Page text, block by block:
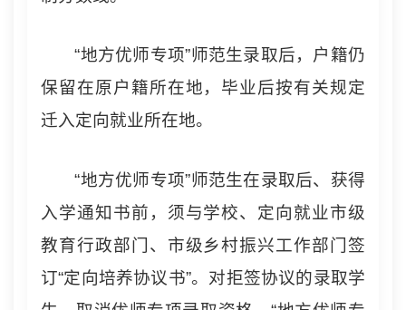
“地方优师专项”师范生录取后，户籍仍
保留在原户籍所在地，毕业后按有关规定
迁入定向就业所在地。
“地方优师专项”师范生在录取后、获得
入学通知书前，须与学校、定向就业市级
教育行政部门、市级乡村振兴工作部门签
订“定向培养协议书”。对拒签协议的录取学